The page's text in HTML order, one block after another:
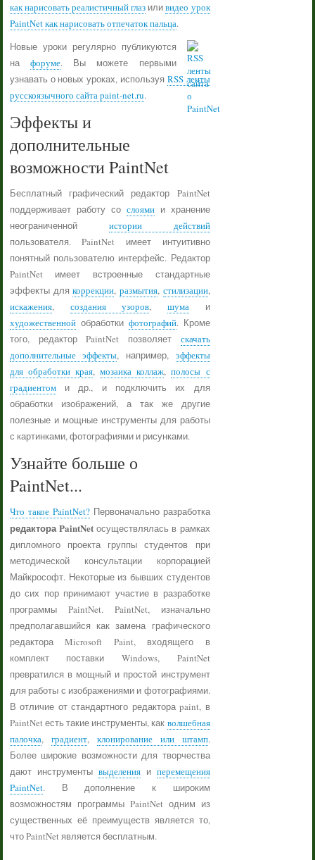
как нарисовать реалистичный глаз иливидео урок
PaintNet как нарисовать отпечаток пальца.
Новые уроки регулярно публикуются
нафоруме. Вы можете первыми
узнавать о новых уроках, используя RSS ленты
русскоязычного сайта paint-net.ru.
Эффекты и
дополнительные
возможности PaintNet
Бесплатный графический редактор PaintNet
поддерживает работу со слоямии хранение
неограниченной истории действий
пользователя. PaintNet имеет интуитивно
понятный пользователю интерфейс. Редактор
PaintNet имеет встроенные стандартные
эффекты длякоррекции, размытия, стилизации,
искажения, создания узоров, шумаи
художественнойобработки фотографий. Кроме
того, редактор PaintNet позволяет скачать
дополнительные эффекты, например, эффекты
для обработки края,мозаика коллаж,полосы с
градиентоми др., и подключить их для
обработки изображений, а так же другие
полезные и мощные инструменты для работы
с картинками, фотографиями и рисунками.
Узнайте больше о
PaintNet...
Что такое PaintNet?Первоначально разработка
редактора PaintNet осуществлялась в рамках
дипломного проекта группы студентов при
методической консультации корпорацией
Майкрософт. Некоторые из бывших студентов
до сих пор принимают участие в разработке
программы PaintNet. PaintNet, изначально
предполагавшийся как замена графического
редактора Microsoft Paint, входящего в
комплект поставки Windows, PaintNet
превратился в мощный и простой инструмент
для работы с изображениями и фотографиями.
В отличие от стандартного редактора paint, в
PaintNet есть такие инструменты, как волшебная
палочка, градиент, клонирование или штамп.
Более широкие возможности для творчества
дают инструменты выделенияи перемещения
PaintNet. В дополнение к широким
возможностям программы PaintNet одним из
существенных её преимуществ является то,
что PaintNet является бесплатным.